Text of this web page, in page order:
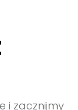
i zacznijmy